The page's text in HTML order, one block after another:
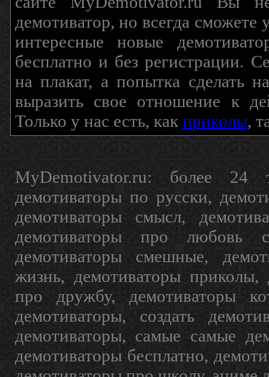
демотиватор, но всегда сможете
интересные новые
бесплатно и без регистрации.
на плакат, а попытка
выразить свое отношение к
Только у нас есть, как приколы,
MyDemotivator.ru: более 24
демотиваторы по русски,
демотиваторы смысл,
демотиваторы про любовь
демотиваторы смешные,
жизнь, демотиваторы приколы,
про дружбу, демотиваторы
демотиваторы, создать
демотиваторы, самые самые
демотиваторы бесплатно,